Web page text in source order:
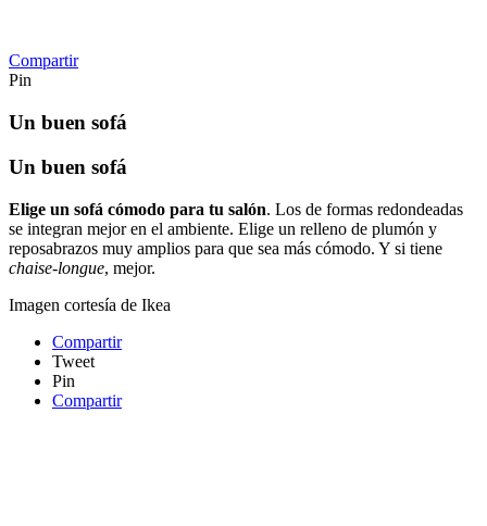
Compartir
Pin
Un buen sofá
Un buen sofá
Elige un sofá cómodo para tu salón. Los de formas redondeadas
se integran mejor en el ambiente. Elige un relleno de plumón y
reposabrazos muy amplios para que sea más cómodo. Y si tiene
chaise-longue, mejor.
Imagen cortesía de Ikea
Compartir
Tweet
Pin
Compartir